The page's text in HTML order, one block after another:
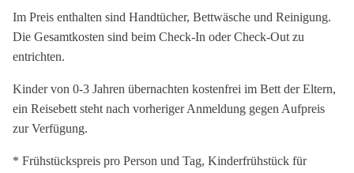
Im Preis enthalten sind Handtücher, Bettwäsche und Reinigung.
Die Gesamtkosten sind beim Check-In oder Check-Out zu
entrichten.
Kinder von 0-3 Jahren übernachten kostenfrei im Bett der Eltern,
ein Reisebett steht nach vorheriger Anmeldung gegen Aufpreis
zur Verfügung.
* Frühstückspreis pro Person und Tag, Kinderfrühstück für